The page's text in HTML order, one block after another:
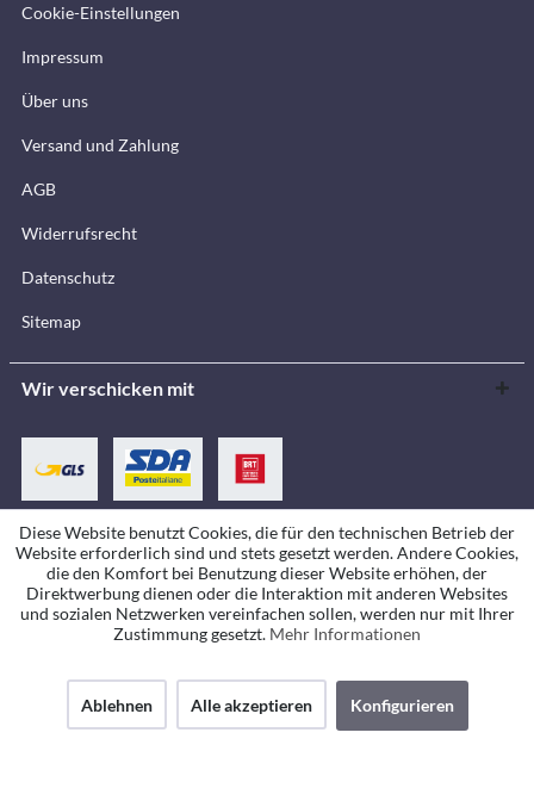
Cookie-Einstellungen
Impressum
Über uns
Versand und Zahlung
AGB
Widerrufsrecht
Datenschutz
Sitemap
Wir verschicken mit
Zahlungsmethoden
Diese Website benutzt Cookies, die für den technischen Betrieb der
Website erforderlich sind und stets gesetzt werden. Andere Cookies,
die den Komfort bei Benutzung dieser Website erhöhen, der
Direktwerbung dienen oder die Interaktion mit anderen Websites
und sozialen Netzwerken vereinfachen sollen, werden nur mit Ihrer
Zustimmung gesetzt. Mehr Informationen
Ablehnen Alle akzeptieren Konfigurieren